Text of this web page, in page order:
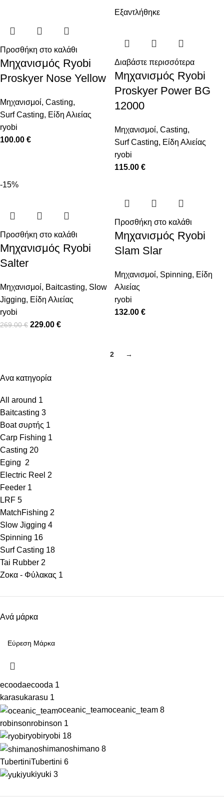
Ανα κατηγορία
All around 1
Baitcasting 3
Boat συρτής 1
Carp Fishing 1
Casting 20
Eging 2
Electric Reel 2
Feeder 1
LRF 5
MatchFishing 2
Slow Jigging 4
Spinning 16
Surf Casting 18
Tai Rubber 2
Ζοκα - Φύλακας 1
Ανά μάρκα
ecoodaecooda 1
karasukarasu 1
oceanic_teamoceanic_team 8
robinsonrobinson 1
ryobiryobi 18
shimanoshimano 8
TubertiniTubertini 6
yukiyuki 3
Προσθήκη στο καλάθι
Μηχανισμός Ryobi
Proskyer Nose Yellow
Μηχανισμοί, Casting,
Surf Casting, Είδη Αλιείας
ryobi
100.00 €
Εξαντλήθηκε
Διαβάστε περισσότερα
Μηχανισμός Ryobi
Proskyer Power BG
12000
Μηχανισμοί, Casting,
Surf Casting, Είδη Αλιείας
ryobi
115.00 €
-15%
Προσθήκη στο καλάθι
Μηχανισμός Ryobi
Salter
Μηχανισμοί, Baitcasting, Slow
Jigging, Είδη Αλιείας
ryobi
269.00€ 229.00 €
Προσθήκη στο καλάθι
Μηχανισμός Ryobi
Slam Slar
Μηχανισμοί, Spinning, Είδη
Αλιείας
ryobi
132.00 €
2 →